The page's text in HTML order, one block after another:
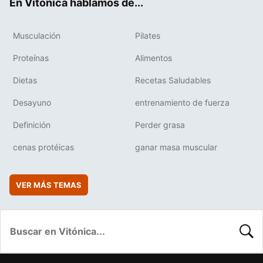
Musculación Pilates
Proteínas Alimentos
Dietas Recetas Saludables
Desayuno entrenamiento de fuerza
Definición Perder grasa
cenas protéicas ganar masa muscular
VER MÁS TEMAS